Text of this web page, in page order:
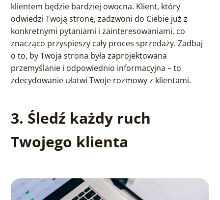
klientem będzie bardziej owocna. Klient, który
odwiedzi Twoją stronę, zadzwoni do Ciebie już z
konkretnymi pytaniami i zainteresowaniami, co
znacząco przyspieszy cały proces sprzedaży. Zadbaj
o to, by Twoja strona była zaprojektowana
przemyślanie i odpowiednio informacyjna – to
zdecydowanie ułatwi Twoje rozmowy z klientami.
3. Śledź każdy ruch
Twojego klienta